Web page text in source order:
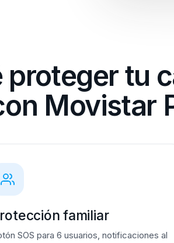
proteger tu
Movistar
familiar
SOS para 6 usuarios, notificaciones al